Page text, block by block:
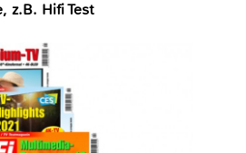
z.B. Hifi Test